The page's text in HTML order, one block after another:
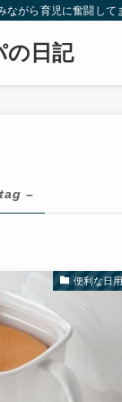
ながら育児に奮闘して
の日記
–
便利な日